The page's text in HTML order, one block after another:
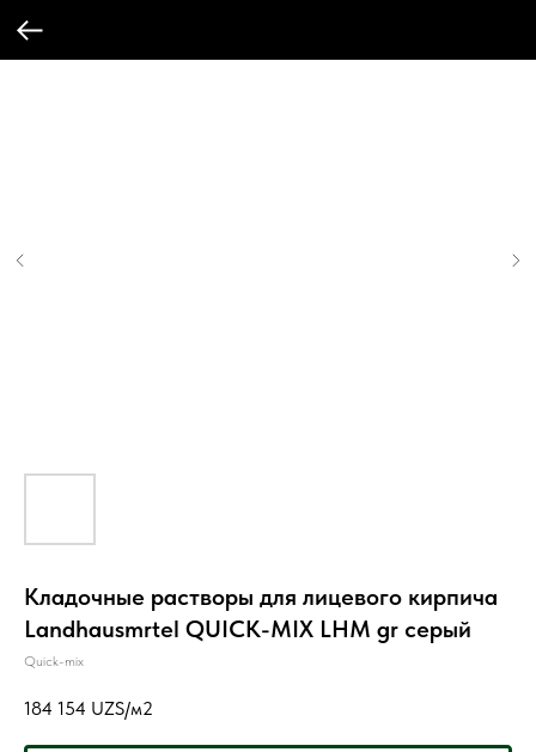
Кладочные растворы для лицевого кирпича
Landhausmrtel QUICK-MIX LHM gr серый
Quick-mix
184 154 UZS/м2